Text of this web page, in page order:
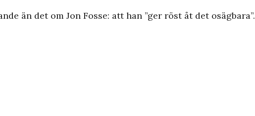
än det om Jon Fosse: att han ”ger röst åt det osägbara”.